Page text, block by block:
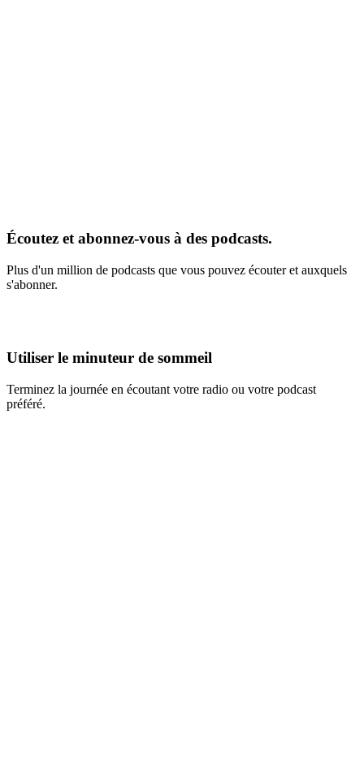
Écoutez et abonnez-vous à des podcasts.
Plus d'un million de podcasts que vous pouvez écouter et auxquels
s'abonner.
Utiliser le minuteur de sommeil
Terminez la journée en écoutant votre radio ou votre podcast
préféré.